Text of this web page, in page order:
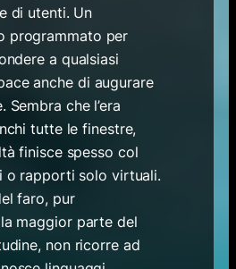
di utenti. Un
programmato per
a qualsiasi
anche di augurare
Sembra che l’era
tutte le finestre,
finisce spesso col
o rapporti solo virtuali.
faro, pur
maggior parte del
non ricorre ad